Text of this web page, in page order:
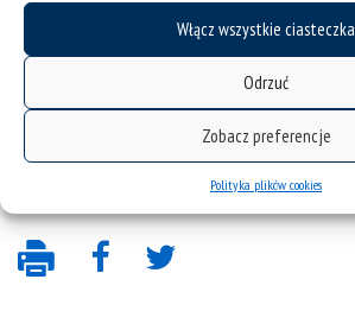
Włącz wszystkie ciasteczka
Odrzuć
Zobacz preferencje
Polityka plików cookies
Praktyki zawodowe
Popularyzacja matematyki